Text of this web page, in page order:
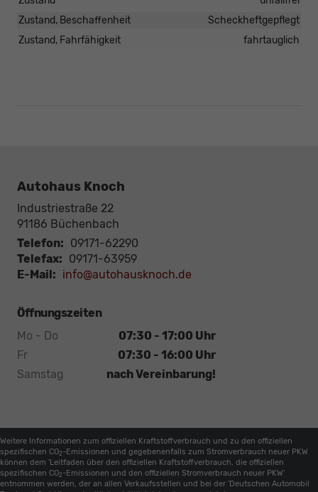
Zustand, Beschaffenheit
Scheckheftgepflegt
Zustand, Fahrfähigkeit
fahrtauglich
Autohaus Knoch
Industriestraße 22
91186 Büchenbach
Telefon: 09171-62290
Telefax: 09171-63959
E-Mail: info@autohausknoch.de
Öffnungszeiten
Mo - Do
07:30 - 17:00 Uhr
Fr
07:30 - 16:00 Uhr
Samstag
nach Vereinbarung!
Weitere Informationen zum offiziellen Kraftstoffverbrauch und zu den offiziellen
spezifischen CO2 -Emissionen und gegebenenfalls zum Stromverbrauch neuer PKW
können dem 'Leitfaden über den offiziellen Kraftstoffverbrauch, die offiziellen
spezifischen CO2 -Emissionen und den offiziellen Stromverbrauch neuer PKW'
entnommen werden, der an allen Verkaufsstellen und bei der 'Deutschen Automobil